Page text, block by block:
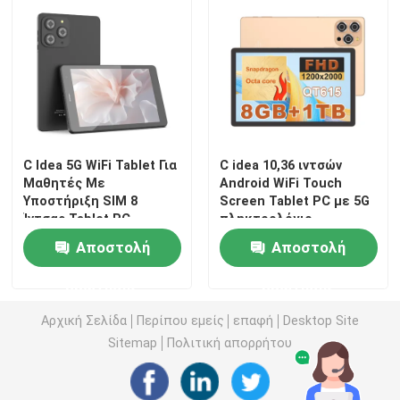
9 ιντσών Tablet PC
10 ιντσών Tablet PC
11 ιντσών Tablet PC
14 ιντσών Tablet PC
Παγκόσμια θήκη για ταμπλέτες
C Idea 5G WiFi Tablet Για
Μαθητές Με
Υποστήριξη SIM 8
Ίντσας Tablet PC
CM817Pro max
Αποστολή
C idea 10,36 ιντσών
Android WiFi Touch
Screen Tablet PC με 5G
πληκτρολόγιο
8*CortexTm-A53
CM10016 plusΑποστολή
Αρχική Σελίδα Περίπου εμείς επαφή
Desktop Site
Sitemap
Πολιτική απορρήτου